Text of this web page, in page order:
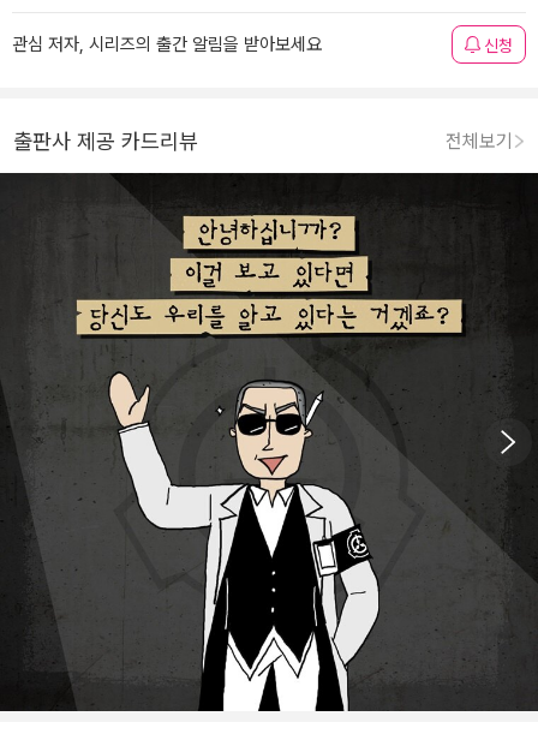
관심 저자, 시리즈의 출간 알림을 받아보세요 신청
출판사 제공 카드리뷰 전체보기